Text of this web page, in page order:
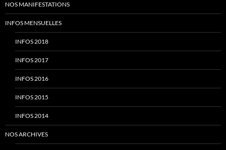
NOS MANIFESTATIONS
INFOS MENSUELLES
INFOS 2018
INFOS 2017
INFOS 2016
INFOS 2015
INFOS 2014
NOS ARCHIVES